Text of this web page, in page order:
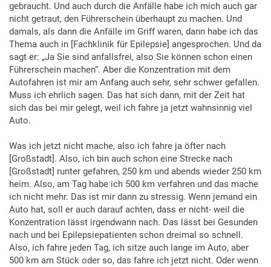
gebraucht. Und auch durch die Anfälle habe ich mich auch gar
nicht getraut, den Führerschein überhaupt zu machen. Und
damals, als dann die Anfälle im Griff waren, dann habe ich das
Thema auch in [Fachklinik für Epilepsie] angesprochen. Und da
sagt er: „Ja Sie sind anfallsfrei, also Sie können schon einen
Führerschein machen“. Aber die Konzentration mit dem
Autofahren ist mir am Anfang auch sehr, sehr schwer gefallen.
Muss ich ehrlich sagen. Das hat sich dann, mit der Zeit hat
sich das bei mir gelegt, weil ich fahre ja jetzt wahnsinnig viel
Auto.
Was ich jetzt nicht mache, also ich fahre ja öfter nach
[Großstadt]. Also, ich bin auch schon eine Strecke nach
[Großstadt] runter gefahren, 250 km und abends wieder 250 km
heim. Also, am Tag habe ich 500 km verfahren und das mache
ich nicht mehr. Das ist mir dann zu stressig. Wenn jemand ein
Auto hat, soll er auch darauf achten, dass er nicht- weil die
Konzentration lässt irgendwann nach. Das lässt bei Gesunden
nach und bei Epilepsiepatienten schon dreimal so schnell.
Also, ich fahre jeden Tag, ich sitze auch lange im Auto, aber
500 km am Stück oder so, das fahre ich jetzt nicht. Oder wenn